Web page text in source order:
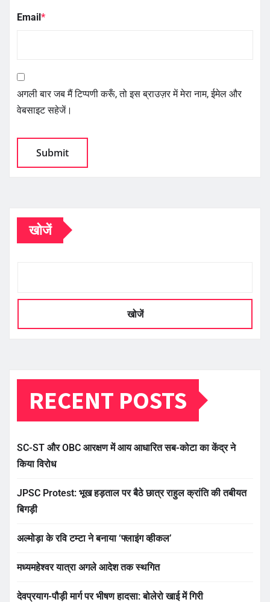
Email *
अगली बार जब मैं टिप्पणी करूँ, तो इस ब्राउज़र में मेरा नाम, ईमेल और
वेबसाइट सहेजें।
खोजें
खोजें
RECENT POSTS
SC-ST और OBC आरक्षण में आय आधारित सब-कोटा का केंद्र ने
किया विरोध
JPSC Protest: भूख हड़ताल पर बैठे छात्र राहुल क्रांति की तबीयत
बिगड़ी
अल्मोड़ा के रवि टम्टा ने बनाया ‘फ्लाइंग व्हीकल’
मध्यमहेश्वर यात्रा अगले आदेश तक स्थगित
देवप्रयाग-पौड़ी मार्ग पर भीषण हादसा: बोलेरो खाई में गिरी